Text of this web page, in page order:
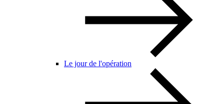
Le jour de l'opération